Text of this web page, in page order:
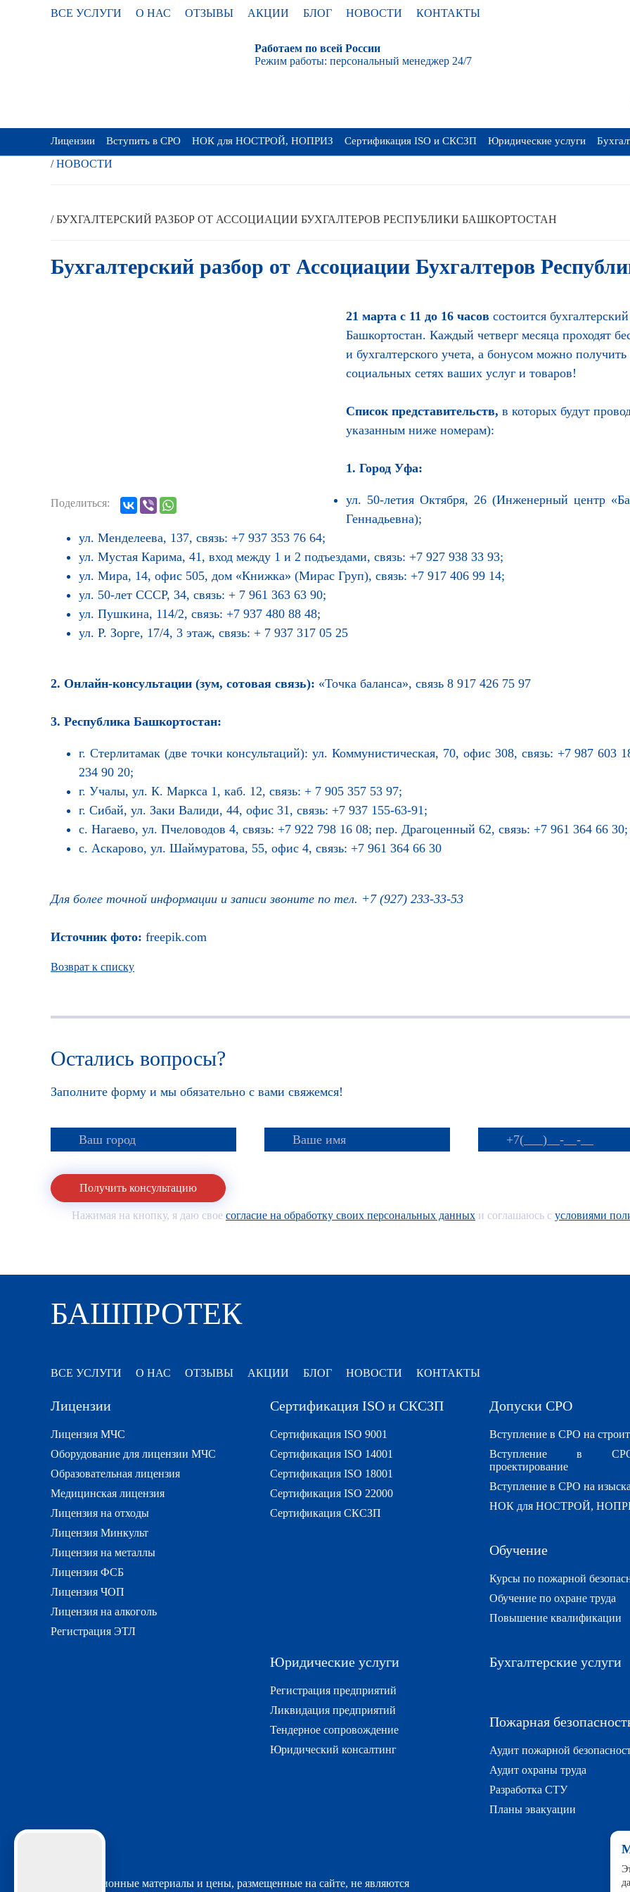
ВСЕ УСЛУГИ О НАС ОТЗЫВЫ АКЦИИ БЛОГ НОВОСТИ КОНТАКТЫ
Работаем по всей России
Режим работы: персональный менеджер 24/7
Лицензии Вступить в СРО НОК для НОСТРОЙ, НОПРИЗ Сертификация ISO и СКСЗП Юридические услуги
/НОВОСТИ
/БУХГАЛТЕРСКИЙ РАЗБОР ОТ АССОЦИАЦИИ БУХГАЛТЕРОВ РЕСПУБЛИКИ БАШКОРТОСТАН
Бухгалтерский разбор от Ассоциации Бухгалтеров
Поделиться:
21 марта с 11 до 16 часов состоится
Башкортостан. Каждый четверг месяца проходят
и бухгалтерского учета, а бонусом можно
социальных сетях ваших услуг и товаров!
Список представительств, в которых будут
указанным ниже номерам):
1. Город Уфа:
ул. 50-летия Октября, 26 (Инженерный центр
Геннадьевна);
ул. Менделеева, 137, связь: +7 937 353 76 64;
ул. Мустая Карима, 41, вход между 1 и 2 подъездами, связь: +7 927 938 33 93;
ул. Мира, 14, офис 505, дом «Книжка» (Мирас Груп), связь: +7 917 406 99 14;
ул. 50-лет СССР, 34, связь: + 7 961 363 63 90;
ул. Пушкина, 114/2, связь: +7 937 480 88 48;
ул. Р. Зорге, 17/4, 3 этаж, связь: + 7 937 317 05 25
2. Онлайн-консультации (зум, сотовая связь): «Точка баланса», связь 8 917 426 75 97
3. Республика Башкортостан:
г. Стерлитамак (две точки консультаций): ул. Коммунистическая, 70, офис 308, связь: +7 987 603
234 90 20;
г. Учалы, ул. К. Маркса 1, каб. 12, связь: + 7 905 357 53 97;
г. Сибай, ул. Заки Валиди, 44, офис 31, связь: +7 937 155-63-91;
с. Нагаево, ул. Пчеловодов 4, связь: +7 922 798 16 08; пер. Драгоценный 62, связь: +7 961 364 66 30;
с. Аскарово, ул. Шаймуратова, 55, офис 4, связь: +7 961 364 66 30
Для более точной информации и записи звоните по тел. +7 (927) 233-33-53
Источник фото: freepik.com
Возврат к списку
Остались вопросы?
Заполните форму и мы обязательно с вами свяжемся!
Получить консультацию
Нажимая на кнопку, я даю свое согласие на обработку своих персональных данных и соглашаюсь с условиями
БАШПРОТЕК
ВСЕ УСЛУГИ
О НАС ОТЗЫВЫ АКЦИИ БЛОГ НОВОСТИ КОНТАКТЫ
Лицензии
Лицензия МЧС
Оборудование для лицензии МЧС
Образовательная лицензия
Медицинская лицензия
Лицензия на отходы
Лицензия Минкульт
Лицензия на металлы
Лицензия ФСБ
Лицензия ЧОП
Лицензия на алкоголь
Регистрация ЭТЛ
Сертификация ISO и СКСЗП
Сертификация ISO 9001
Сертификация ISO 14001
Сертификация ISO 18001
Сертификация ISO 22000
Сертификация СКСЗП
Допуски СРО
Вступление в СРО на
Вступление в
проектирование
Вступление в СРО на
НОК для НОСТРОЙ,
Обучение
Курсы по пожарной
Обучение по охране труда
Повышение квалификации
Юридические услуги
Регистрация предприятий
Ликвидация предприятий
Тендерное сопровождение
Юридический консалтинг
Бухгалтерские услуги
Пожарная
Аудит пожарной
Аудит охраны труда
Разработка СТУ
Планы эвакуации
Информационные материалы и цены, размещенные на сайте, не являются